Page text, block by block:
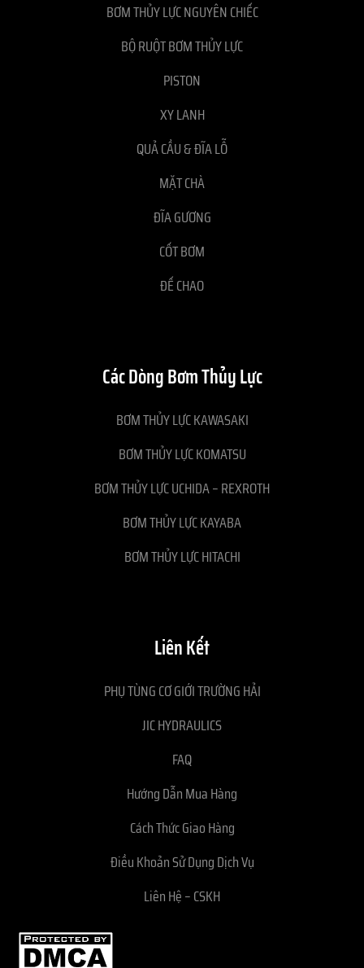
BƠM THỦY LỰC NGUYÊN CHIẾC
BỘ RUỘT BƠM THỦY LỰC
PISTON
XY LANH
QUẢ CẦU & ĐĨA LỖ
MẶT CHÀ
ĐĨA GƯƠNG
CỐT BƠM
ĐẾ CHAO
Các Dòng Bơm Thủy Lực
BƠM THỦY LỰC KAWASAKI
BƠM THỦY LỰC KOMATSU
BƠM THỦY LỰC UCHIDA – REXROTH
BƠM THỦY LỰC KAYABA
BƠM THỦY LỰC HITACHI
Liên Kết
PHỤ TÙNG CƠ GIỚI TRƯỜNG HẢI
JIC HYDRAULICS
FAQ
Hướng Dẫn Mua Hàng
Cách Thức Giao Hàng
Điều Khoản Sử Dụng Dịch Vụ
Liên Hệ – CSKH